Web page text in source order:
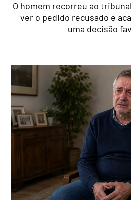
O homem recorreu ao
ver o pedido recusado e
uma decisão